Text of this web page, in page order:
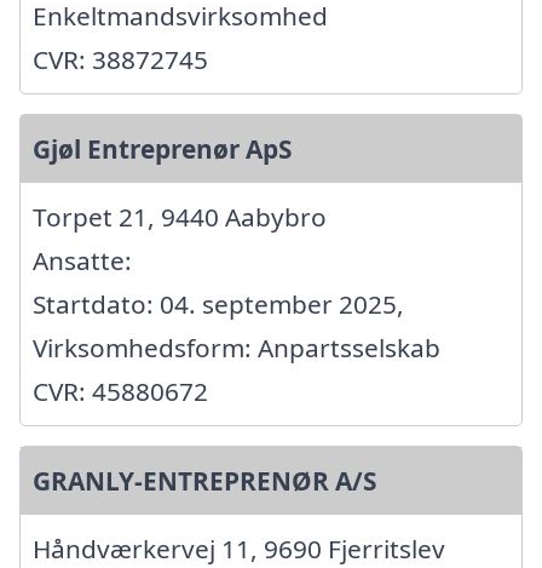
Enkeltmandsvirksomhed
CVR: 38872745
Gjøl Entreprenør ApS
Torpet 21, 9440 Aabybro
Ansatte:
Startdato: 04. september 2025,
Virksomhedsform: Anpartsselskab
CVR: 45880672
GRANLY-ENTREPRENØR A/S
Håndværkervej 11, 9690 Fjerritslev